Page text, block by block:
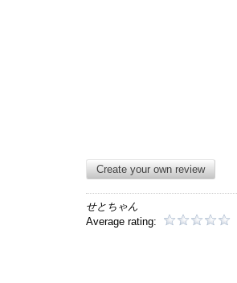
Create your own review
せとちゃん
Average rating: